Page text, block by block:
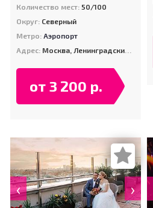
Количество мест: 50/100
Округ: Северный
Метро:Аэропорт
Адрес: Москва, Ленинградский пр-т, д. 37, корп. 5
от 3 200 р.
‹ ›